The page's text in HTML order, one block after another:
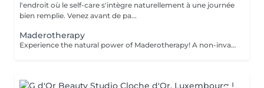
l'endroit où le self-care s'intègre naturellement à une journée
bien remplie. Venez avant de pa...
Maderotherapy
Experience the natural power of Maderotherapy! A non-invasive massage technique using wooden tools. It improves circulation and lymphatic drainage, reduces cellulite, helps contour the body, and eliminates excess fluid. Types: - Brazilian: focuses on legs and glutes, helps shape the silhouette; - Abdomen: reduces volume and firms the skin; - Full body: promotes relaxation and overall recovery. Age restrictions: recommended to do from 16 years old. Post-procedure recommendations: do not do sports and any sharp movement for 2-3 hours after the procedure. Frequency: 2-3 times per week, 8-10 sessions. Repeat once in 3-6 months. Contraindications: pregnancy, inflammation, acne, varicose veins in the acute stage.